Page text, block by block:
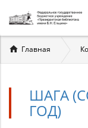
Вы
здесь
Главная
ШАГА
ГОД)